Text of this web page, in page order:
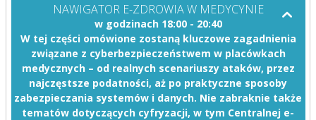
NAWIGATOR E-ZDROWIA W MEDYCYNIE
w godzinach 18:00 - 20:40
W tej części omówione zostaną kluczowe zagadnienia
związane z cyberbezpieczeństwem w placówkach
medycznych – od realnych scenariuszy ataków, przez
najczęstsze podatności, aż po praktyczne sposoby
zabezpieczania systemów i danych. Nie zabraknie także
tematów dotyczących cyfryzacji, w tym Centralnej e-